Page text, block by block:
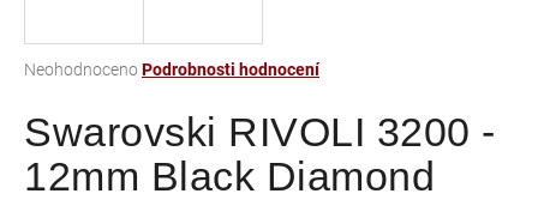
Průměrné
produktu
je
0,0
NeohodnocenoPodrobnosti hodnocení
Swarovski RIVOLI 3200 -
12mm Black Diamond
j
t
?